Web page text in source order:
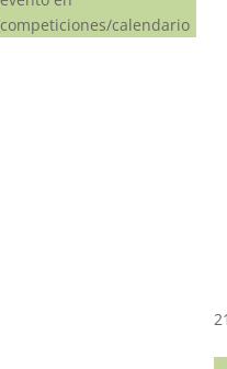
competiciones/calendario